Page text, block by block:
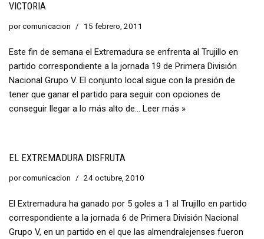
VICTORIA
porcomunicacion 15 febrero, 2011
Este fin de semana el Extremadura se enfrenta al Trujillo en
partido correspondiente a la jornada 19 de Primera División
Nacional Grupo V. El conjunto local sigue con la presión de
tener que ganar el partido para seguir con opciones de
conseguir llegar a lo más alto de… Leer más »
EL EXTREMADURA DISFRUTA
porcomunicacion 24 octubre, 2010
El Extremadura ha ganado por 5 goles a 1 al Trujillo en partido
correspondiente a la jornada 6 de Primera División Nacional
Grupo V, en un partido en el que las almendralejenses fueron